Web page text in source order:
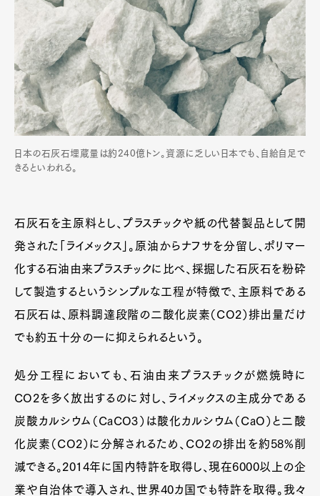
日本の石灰石埋蔵量は約240億トン。資源に乏しい日本でも、自給自足で
きるといわれる。
石灰石を主原料とし、プラスチックや紙の代替製品として開
発された「ライメックス」。原油からナフサを分留し、ポリマー
化する石油由来プラスチックに比べ、採掘した石灰石を粉砕
して製造するというシンプルな工程が特徴で、主原料である
石灰石は、原料調達段階の二酸化炭素（CO2）排出量だけ
でも約五十分の一に抑えられるという。
処分工程においても、石油由来プラスチックが燃焼時に
CO2を多く放出するのに対し、ライメックスの主成分である
炭酸カルシウム（CaCO3）は酸化カルシウム（CaO）と二酸
化炭素（CO2）に分解されるため、CO2の排出を約58%削
減できる。2014年に国内特許を取得し、現在6000以上の企
業や自治体で導入され、世界40カ国でも特許を取得。我々